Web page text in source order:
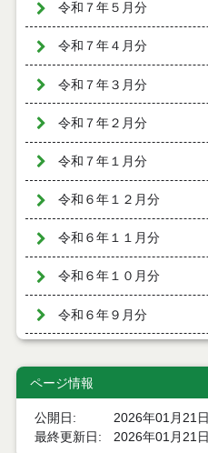
令和７年５月分
令和７年４月分
令和７年３月分
令和７年２月分
令和７年１月分
令和６年１２月分
令和６年１１月分
令和６年１０月分
令和６年９月分
令和６年７月分
令和６年６月分
ページ情報
公開日
2026年01月21日
最終更新日
2026年01月21日